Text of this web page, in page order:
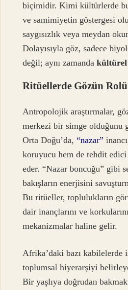
biçimidir. Kimi kültürlerde
ve samimiyetin göstergesi
saygısızlık veya meydan
Dolayısıyla göz, sadece
değil; aynı zamanda
Ritüellerde Gözün Rolü
Antropolojik araştırmalar,
merkezi bir simge olduğunu
Orta Doğu’da,“nazar”
koruyucu hem de tehdit
eder. “Nazar boncuğu” gibi
bakışların enerjisini
Bu ritüeller, toplulukların
dair inançlarını ve
mekanizmalar haline gelir.
Afrika’daki bazı kabilelerde
toplumsal hiyerarşiyi
Bir yaşlıya doğrudan bakmak